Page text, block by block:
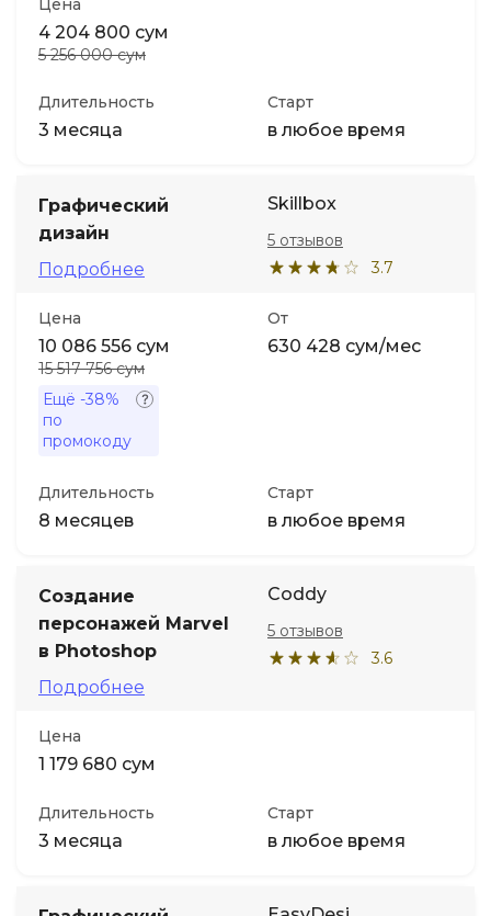
Цена
4 204 800 сум
5 256 000 сум
Длительность
3 месяца
Старт
в любое время
Графический
дизайн
Подробнее
Skillbox
3.7
5 отзывов
Цена
10 086 556 сум
15 517 756 сум
Ещё -38%
по
промокоду
От
630 428 сум/мес
Длительность
8 месяцев
Старт
в любое время
Создание
персонажей Marvel
в Photoshop
Подробнее
Coddy
3.6
5 отзывов
Цена
1 179 680 сум
Длительность
3 месяца
Старт
в любое время